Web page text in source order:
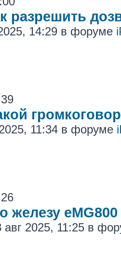
разрешить
14:29 в форуме
11:34 в форуме
железу eMG800
авг 2025, 11:25 в